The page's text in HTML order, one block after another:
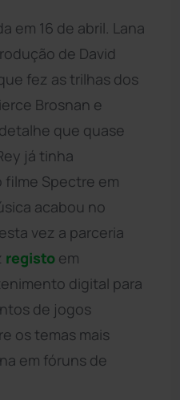
em 16 de abril. Lana
de David
fez as trilhas dos
Brosnan e
que quase
já tinha
filme Spectre em
acabou no
vez a parceria
registo em
digital para
de jogos
os temas mais
em fóruns de